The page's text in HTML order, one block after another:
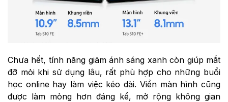
Chưa hết, tính năng giảm ánh sáng xanh còn giúp mắt
đỡ mỏi khi sử dụng lâu, rất phù hợp cho những buổi
học online hay làm việc kéo dài. Viền màn hình cũng
được làm mỏng hơn đáng kể, mở rộng không gian